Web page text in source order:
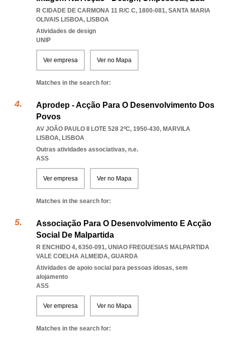
R CIDADE DE CARMONA 11 R/C C, 1800-081, SANTA MARIA
OLIVAIS LISBOA, LISBOA
Atividades de design
UNIP
Ver empresa Ver no Mapa
Matches in the search for:
Aprodep - Acção Para O Desenvolvimento Dos
Povos
AV JOÃO PAULO II LOTE 528 2ºC, 1950-430, MARVILA
LISBOA, LISBOA
Outras atividades associativas, n.e.
ASS
Ver empresa Ver no Mapa
Matches in the search for:
Associação Para O Desenvolvimento E Acção
Social De Malpartida
R ENCHIDO 4, 6350-091, UNIAO FREGUESIAS MALPARTIDA
VALE COELHA ALMEIDA, GUARDA
Atividades de apoio social para pessoas idosas, sem
alojamento
ASS
Ver empresa Ver no Mapa
Matches in the search for: